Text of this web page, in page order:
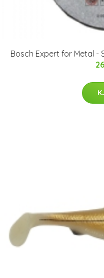
Bosch Expert for Metal -